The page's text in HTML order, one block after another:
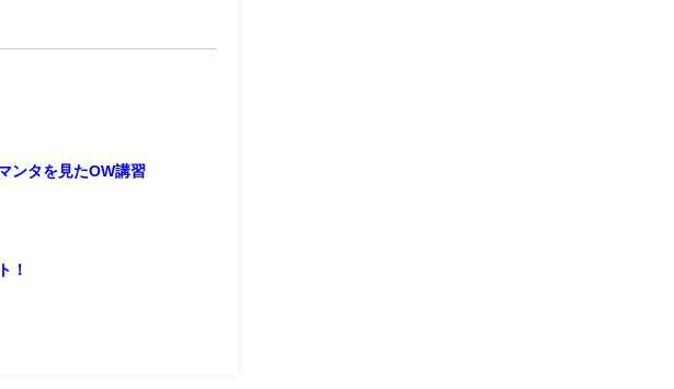
ンタを見たOW講習
！